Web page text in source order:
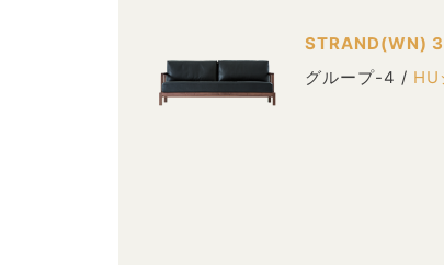
STRAND(WN)
グループ-4 / HU